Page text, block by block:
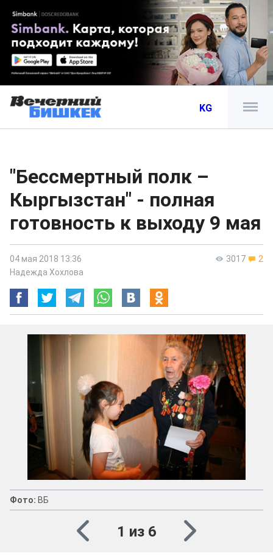
KG
"Бессмертный полк –
Кыргызстан" - полная
готовность к выходу 9 мая
3017 2
04 мая 2018 13:36
Надежда Хохлова
Фото: ВБ
1 из 6